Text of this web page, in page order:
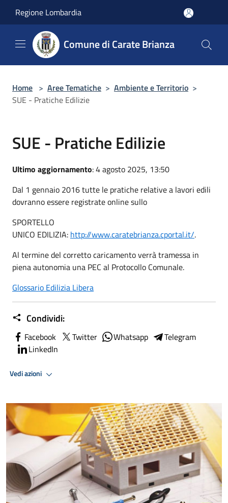
Regione Lombardia
Comune di Carate Brianza
Home > Aree Tematiche > Ambiente e Territorio >
SUE - Pratiche Edilizie
SUE - Pratiche Edilizie
Ultimo aggiornamento: 4 agosto 2025, 13:50
Dal 1 gennaio 2016 tutte le pratiche relative a lavori edili
dovranno essere registrate online sullo
SPORTELLO
UNICO EDILIZIA: http://www.caratebrianza.cportal.it/.
Al termine del corretto caricamento verrà tramessa in
piena autonomia una PEC al Protocollo Comunale.
Glossario Edilizia Libera
Condividi:
Facebook Twitter Whatsapp
Telegram
LinkedIn
Vedi azioni